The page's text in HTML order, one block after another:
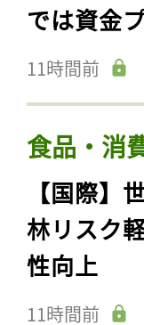
では資金
11時間前
食品・消
【国際】
林リスク
性向上
11時間前